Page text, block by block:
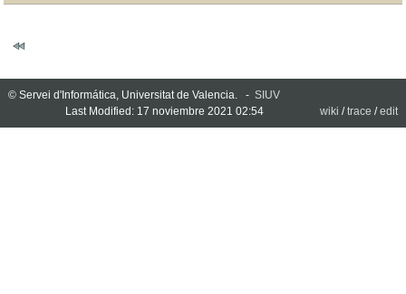
© Servei d'Informática, Universitat de Valencia. - SIUV
Last Modified: 17 noviembre 2021 02:54
wiki /trace /edit